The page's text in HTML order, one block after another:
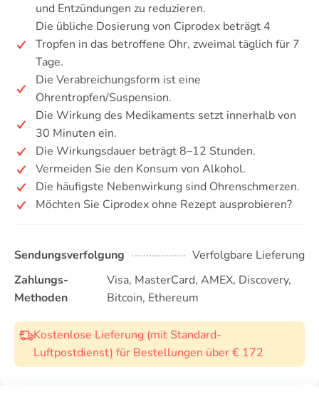
und Entzündungen zu reduzieren.
Die übliche Dosierung von Ciprodex beträgt 4
Tropfen in das betroffene Ohr, zweimal täglich für 7
Tage.
Die Verabreichungsform ist eine
Ohrentropfen/Suspension.
Die Wirkung des Medikaments setzt innerhalb von
30 Minuten ein.
Die Wirkungsdauer beträgt 8–12 Stunden.
Vermeiden Sie den Konsum von Alkohol.
Die häufigste Nebenwirkung sind Ohrenschmerzen.
Möchten Sie Ciprodex ohne Rezept ausprobieren?
Sendungsverfolgung
Verfolgbare Lieferung
Zahlungs-
Methoden
Visa, MasterCard, AMEX, Discovery,
Bitcoin, Ethereum
Kostenlose Lieferung (mit Standard-
Luftpostdienst) für Bestellungen über € 172